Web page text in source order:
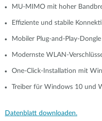
MU-MIMO mit hoher
Effiziente und stabile
Mobiler Plug-and-Play-
Modernste WLAN-
One-Click-Installation mit
Treiber für Windows 10 und
Datenblatt downloaden.